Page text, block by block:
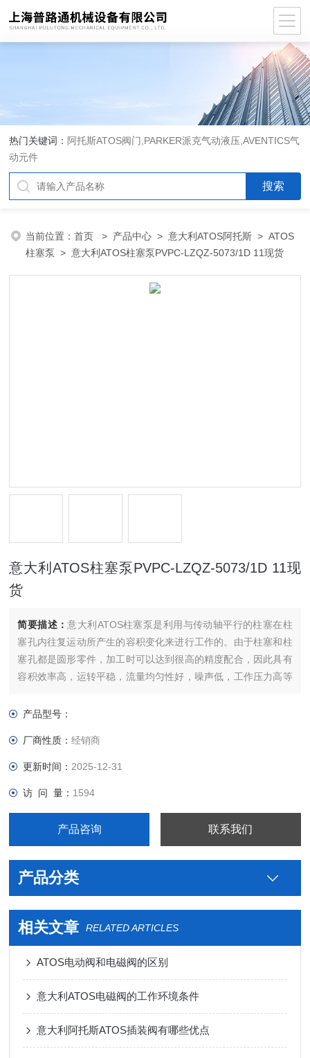
热门关键词： 阿托斯ATOS阀门,PARKER派克气动液压,AVENTICS气
动元件
当前位置：首页 > 产品中心 >意大利ATOS阿托斯 >ATOS
柱塞泵 > 意大利ATOS柱塞泵PVPC-LZQZ-5073/1D 11现货
意大利ATOS柱塞泵PVPC-LZQZ-5073/1D 11现
货
简要描述：意大利ATOS柱塞泵是利用与传动轴平行的柱塞在柱
塞孔内往复运动所产生的容积变化来进行工作的。由于柱塞和柱
塞孔都是圆形零件，加工时可以达到很高的精度配合，因此具有
容积效率高，运转平稳，流量均匀性好，噪声低，工作压力高等
产品型号：
厂商性质：经销商
更新时间： 2025-12-31
访 问 量： 1594
产品咨询 联系我们
产品分类
相关文章 RELATED ARTICLES
ATOS电动阀和电磁阀的区别
意大利ATOS电磁阀的工作环境条件
意大利阿托斯ATOS插装阀有哪些优点